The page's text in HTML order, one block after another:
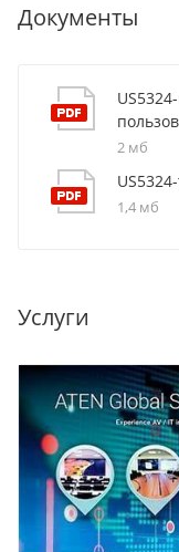
Документы
2 мб
1,4 мб
Услуги